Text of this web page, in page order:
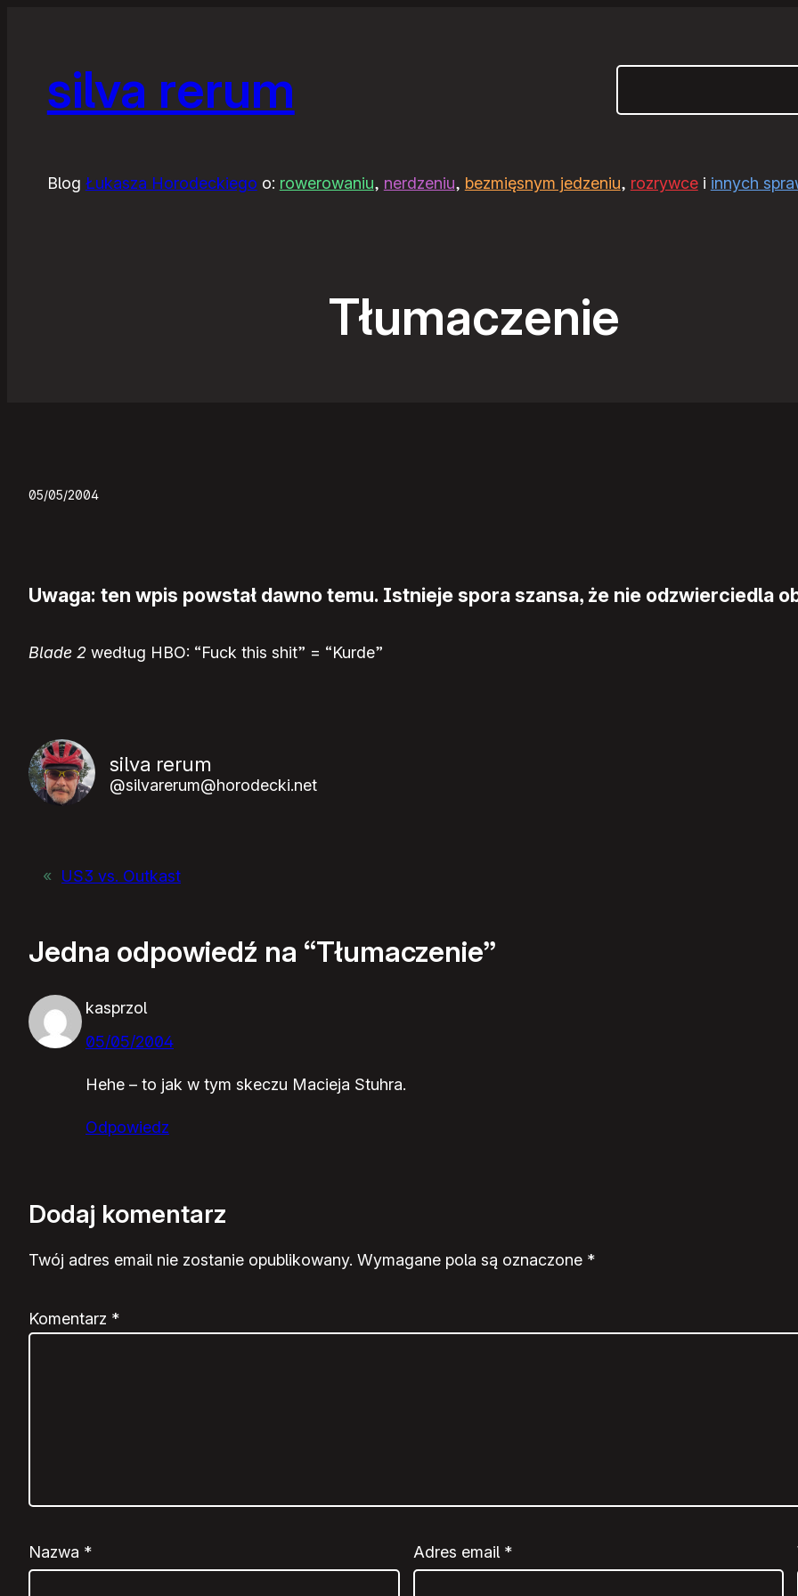
silva rerum
Blog Łukasza Horodeckiego o: rowerowaniu, nerdzeniu, bezmięsnym jedzeniu, rozrywcei innych
Tłumaczenie
05/05/2004
Uwaga: ten wpis powstał dawno temu. Istnieje spora szansa, że nie odzwierciedla
Blade 2 według HBO: “Fuck this shit” = “Kurde”
silva rerum
@silvarerum@horodecki.net
« US3 vs. Outkast
Jedna odpowiedź na “Tłumaczenie”
kasprzol
05/05/2004
Hehe – to jak w tym skeczu Macieja Stuhra.
Odpowiedz
Dodaj komentarz
Twój adres email nie zostanie opublikowany. Wymagane pola są oznaczone *
Komentarz *
Nazwa * Adres email *